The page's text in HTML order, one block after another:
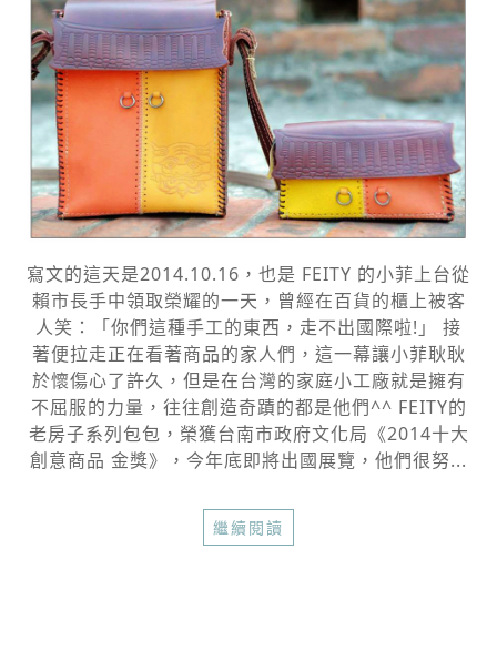
寫文的這天是2014.10.16，也是 FEITY 的小菲上台從
賴市長手中領取榮耀的一天，曾經在百貨的櫃上被客
人笑：「你們這種手工的東西，走不出國際啦!」 接
著便拉走正在看著商品的家人們，這一幕讓小菲耿耿
於懷傷心了許久，但是在台灣的家庭小工廠就是擁有
不屈服的力量，往往創造奇蹟的都是他們^^ FEITY的
老房子系列包包，榮獲台南市政府文化局《2014十大
創意商品 金獎》，今年底即將出國展覽，他們很努...
繼續閱讀